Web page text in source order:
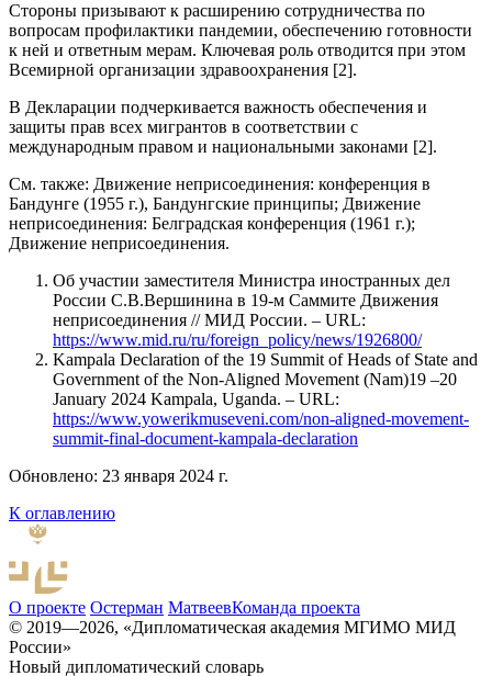
Стороны призывают к расширению сотрудничества по
вопросам профилактики пандемии, обеспечению готовности
к ней и ответным мерам. Ключевая роль отводится при этом
Всемирной организации здравоохранения [2].
В Декларации подчеркивается важность обеспечения и
защиты прав всех мигрантов в соответствии с
международным правом и национальными законами [2].
См. также: Движение неприсоединения: конференция в
Бандунге (1955 г.), Бандунгские принципы; Движение
неприсоединения: Белградская конференция (1961 г.);
Движение неприсоединения.
Об участии заместителя Министра иностранных дел
России С.В.Вершинина в 19-м Саммите Движения
неприсоединения // МИД России. – URL:
https://www.mid.ru/ru/foreign_policy/news/1926800/
Kampala Declaration of the 19 Summit of Heads of State and
Government of the Non-Aligned Movement (Nam)19 –20
January 2024 Kampala, Uganda. – URL:
https://www.yowerikmuseveni.com/non-aligned-movement-
summit-final-document-kampala-declaration
Обновлено: 23 января 2024 г.
К оглавлению
О проекте Остерман МатвеевКоманда проекта
© 2019—2026, «Дипломатическая академия МГИМО МИД
России»
Новый дипломатический словарь